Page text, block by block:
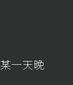
一天晚